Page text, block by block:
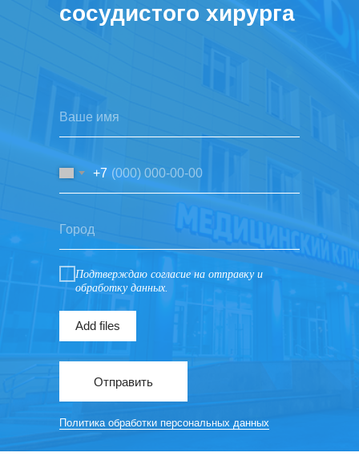
сосудистого хирурга
+7
Подтверждаю согласие на отправку и
обработку данных.
Add files
Отправить
Политика обработки персональных данных